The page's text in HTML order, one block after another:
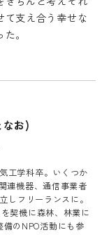
て支え合う幸せな
。
お)
工学科卒。いくつか
連機器、通信事業者
しフリーランスに。
契機に森林、林業に
備のNPO活動にも参